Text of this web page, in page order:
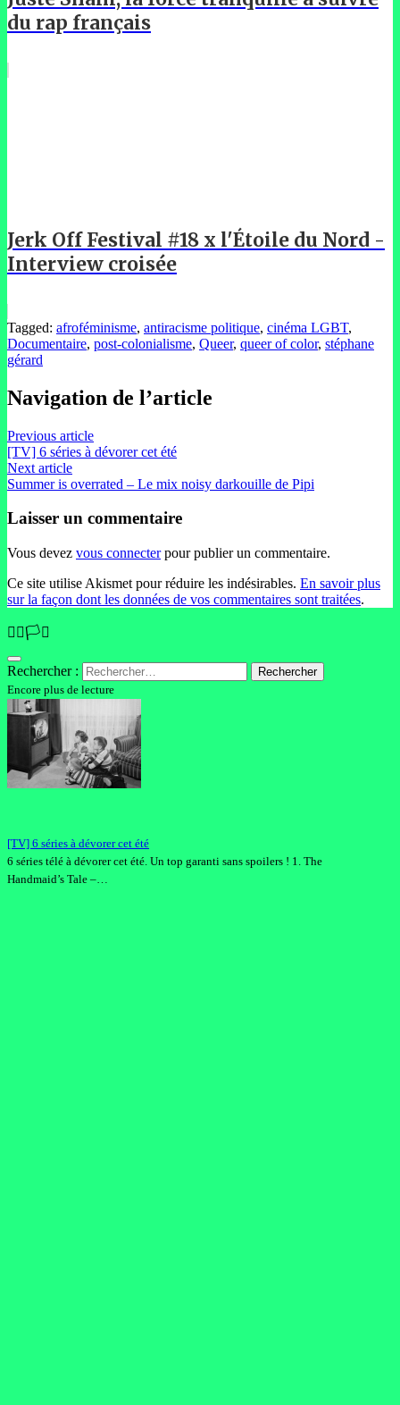
du rap français
Jerk Off Festival #18 x l'Étoile du Nord -
Interview croisée
Tagged: afroféminisme, antiracisme politique, cinéma LGBT,
Documentaire, post-colonialisme, Queer, queer of color, stéphane
gérard
Navigation de l’article
Previous article
[TV] 6 séries à dévorer cet été
Next article
Summer is overrated – Le mix noisy darkouille de Pipi
Laisser un commentaire
Vous devez vous connecterpour publier un commentaire.
Ce site utilise Akismet pour réduire les indésirables. En savoir plus
sur la façon dont les données de vos commentaires sont traitées.
🏳️‍🌈🏳️‍⚧️
Rechercher :
Encore plus de lecture
[TV] 6 séries à dévorer cet été
6 séries télé à dévorer cet été. Un top garanti sans spoilers ! 1. The
Handmaid’s Tale –…